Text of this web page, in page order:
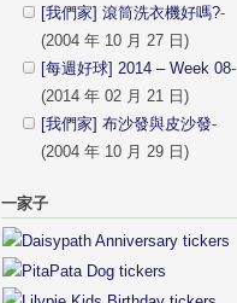
[我們家] 滾筒洗衣機好嗎?-
(2004 年 10 月 27 日)
[每週好球] 2014 – Week 08-
(2014 年 02 月 21 日)
[我們家] 布沙發與皮沙發-
(2004 年 10 月 29 日)
一家子